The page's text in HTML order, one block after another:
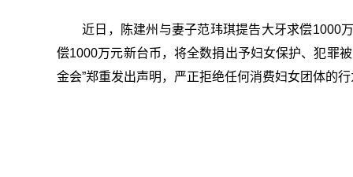
近日，陈建州与妻子范玮琪提告大牙求偿1000
偿1000万元新台币，将全数捐出予妇女保护、犯罪
金会”郑重发出声明，严正拒绝任何消费妇女团体的